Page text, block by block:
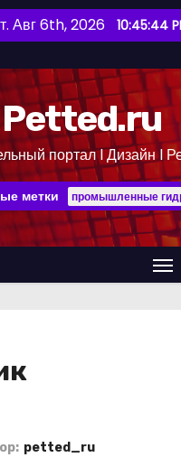
Авг 6th, 2026 10:45:45
Petted.ru
портал l Дизайн l
метки промышленные
petted_ru